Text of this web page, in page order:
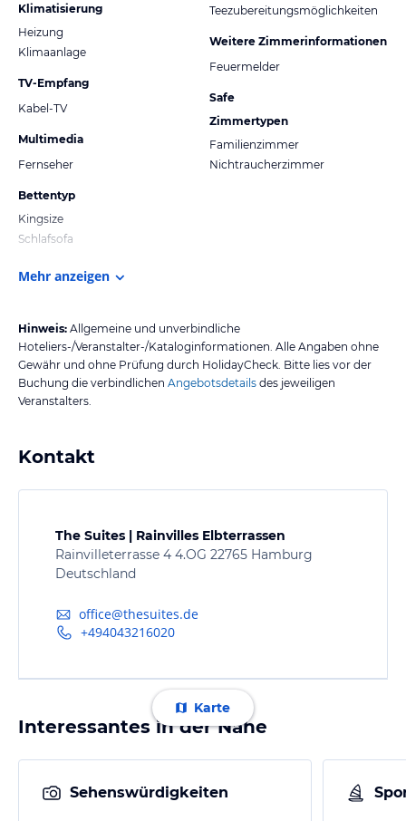
Klimatisierung
Heizung
Klimaanlage
TV-Empfang
Kabel-TV
Multimedia
Fernseher
Bettentyp
Kingsize
Schlafsofa
Teezubereitungsmöglichkeiten
Weitere Zimmerinformationen
Feuermelder
Safe
Zimmertypen
Familienzimmer
Nichtraucherzimmer
Mehr anzeigen
Hinweis: Allgemeine und unverbindliche
Hoteliers-/Veranstalter-/Kataloginformationen. Alle Angaben ohne
Gewähr und ohne Prüfung durch HolidayCheck. Bitte lies vor der
Buchung die verbindlichen Angebotsdetails des jeweiligen
Veranstalters.
Kontakt
The Suites | Rainvilles Elbterrassen
Rainvilleterrasse 4 4.OG 22765 Hamburg
Deutschland
office@thesuites.de
+494043216020
Karte
Interessantes in der Nähe
Sehenswürdigkeiten